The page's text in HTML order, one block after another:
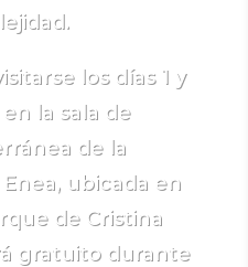
los días 1 y
la sala de
de la
ubicada en
de Cristina
gratuito durante